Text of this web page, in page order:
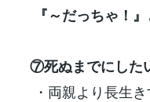
『～だっちゃ！』
⑦死ぬまでにした
・両親より長生き